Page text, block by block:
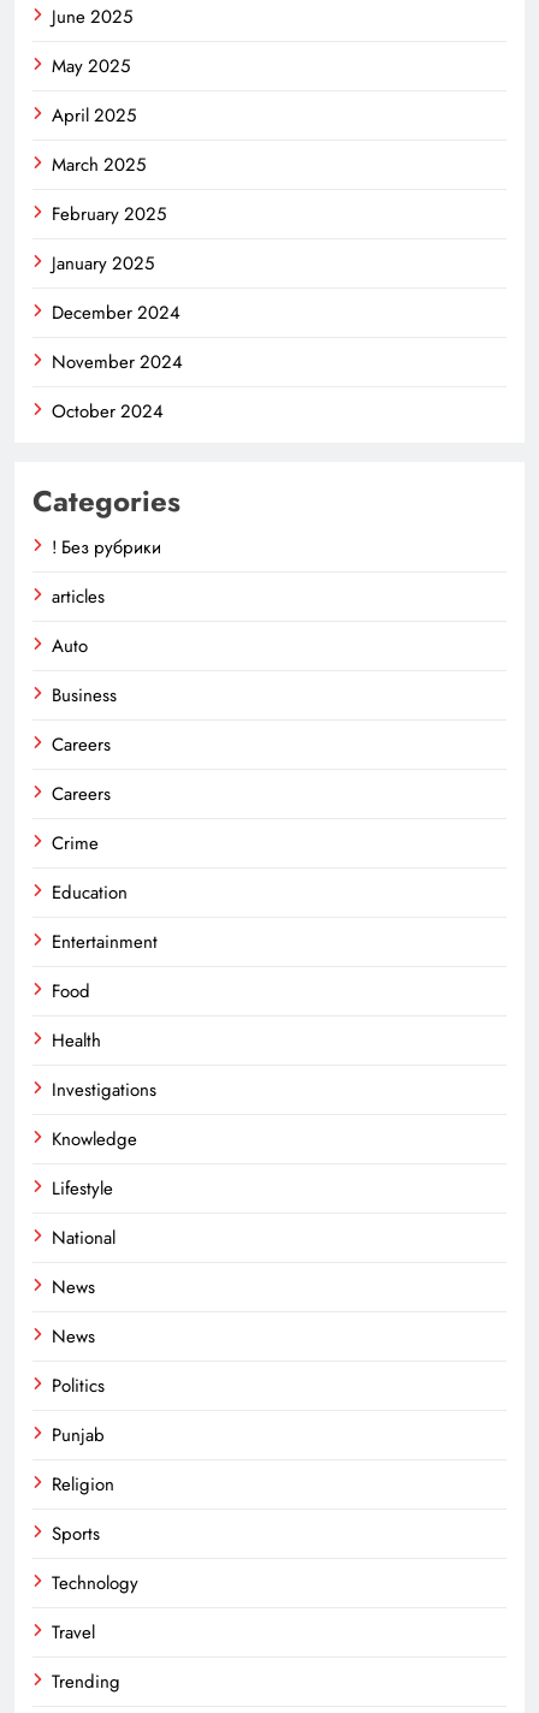
June 2025
May 2025
April 2025
March 2025
February 2025
January 2025
December 2024
November 2024
October 2024
Categories
! Без рубрики
articles
Auto
Business
Careers
Careers
Crime
Education
Entertainment
Food
Health
Investigations
Knowledge
Lifestyle
National
News
News
Politics
Punjab
Religion
Sports
Technology
Travel
Trending